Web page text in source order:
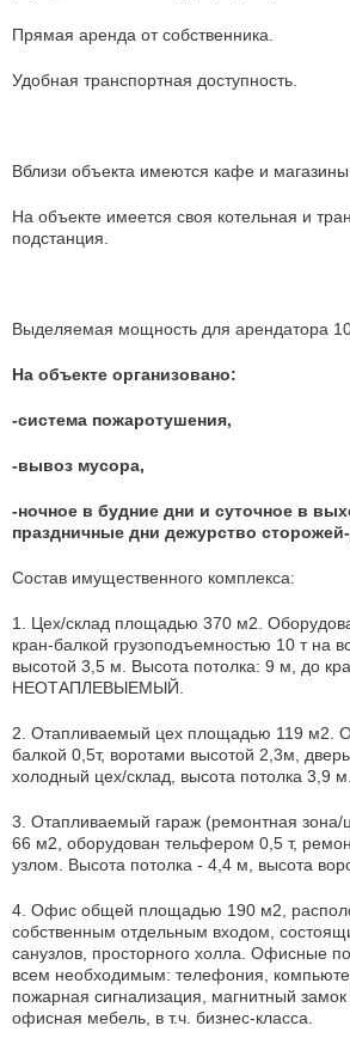
Прямая аренда от собственника.
Удoбная транcпоpтнaя доcтупность.
Вблизи объекта имеются кафе и магазины.
На объекте имеется своя котельная и
подстанция.
Выделяемая мощность для арендатора
На объекте организовано:
-система пожаротушения,
-вывоз мусора,
-ночное в будние дни и суточное в
праздничные дни дежурство
Состав имущественного комплекса:
1. Цех/склад площадью 370 м2.
кран-балкой грузоподъемностью 10 т на
высотой 3,5 м. Высота потолка: 9 м, до
НЕОТАПЛЕВЫЕМЫЙ.
2. Отапливаемый цех площадью 119 м2.
балкой 0,5т, воротами высотой 2,3м,
холодный цех/склад, высота потолка 3,9 м.
3. Отапливаемый гараж (ремонтная
66 м2, оборудован тельфером 0,5 т,
узлом. Высота потолка - 4,4 м, высота
4. Офис общей площадью 190 м2,
собственным отдельным входом,
санузлов, просторного холла. Офисные
всем необходимым: телефония,
пожарная сигнализация, магнитный замок
офисная мебель, в т.ч. бизнес-класса.